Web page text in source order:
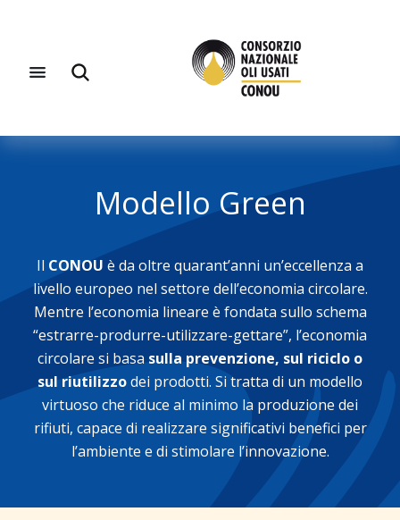
Modello Green
Il CONOU è da oltre quarant’anni un’eccellenza a
livello europeo nel settore dell’economia circolare.
Mentre l’economia lineare è fondata sullo schema
“estrarre-produrre-utilizzare-gettare”, l’economia
circolare si basasulla prevenzione, sul riciclo o
sul riutilizzodei prodotti. Si tratta di un modello
virtuoso che riduce al minimo la produzione dei
rifiuti, capace di realizzare significativi benefici per
l’ambiente e di stimolare l’innovazione.